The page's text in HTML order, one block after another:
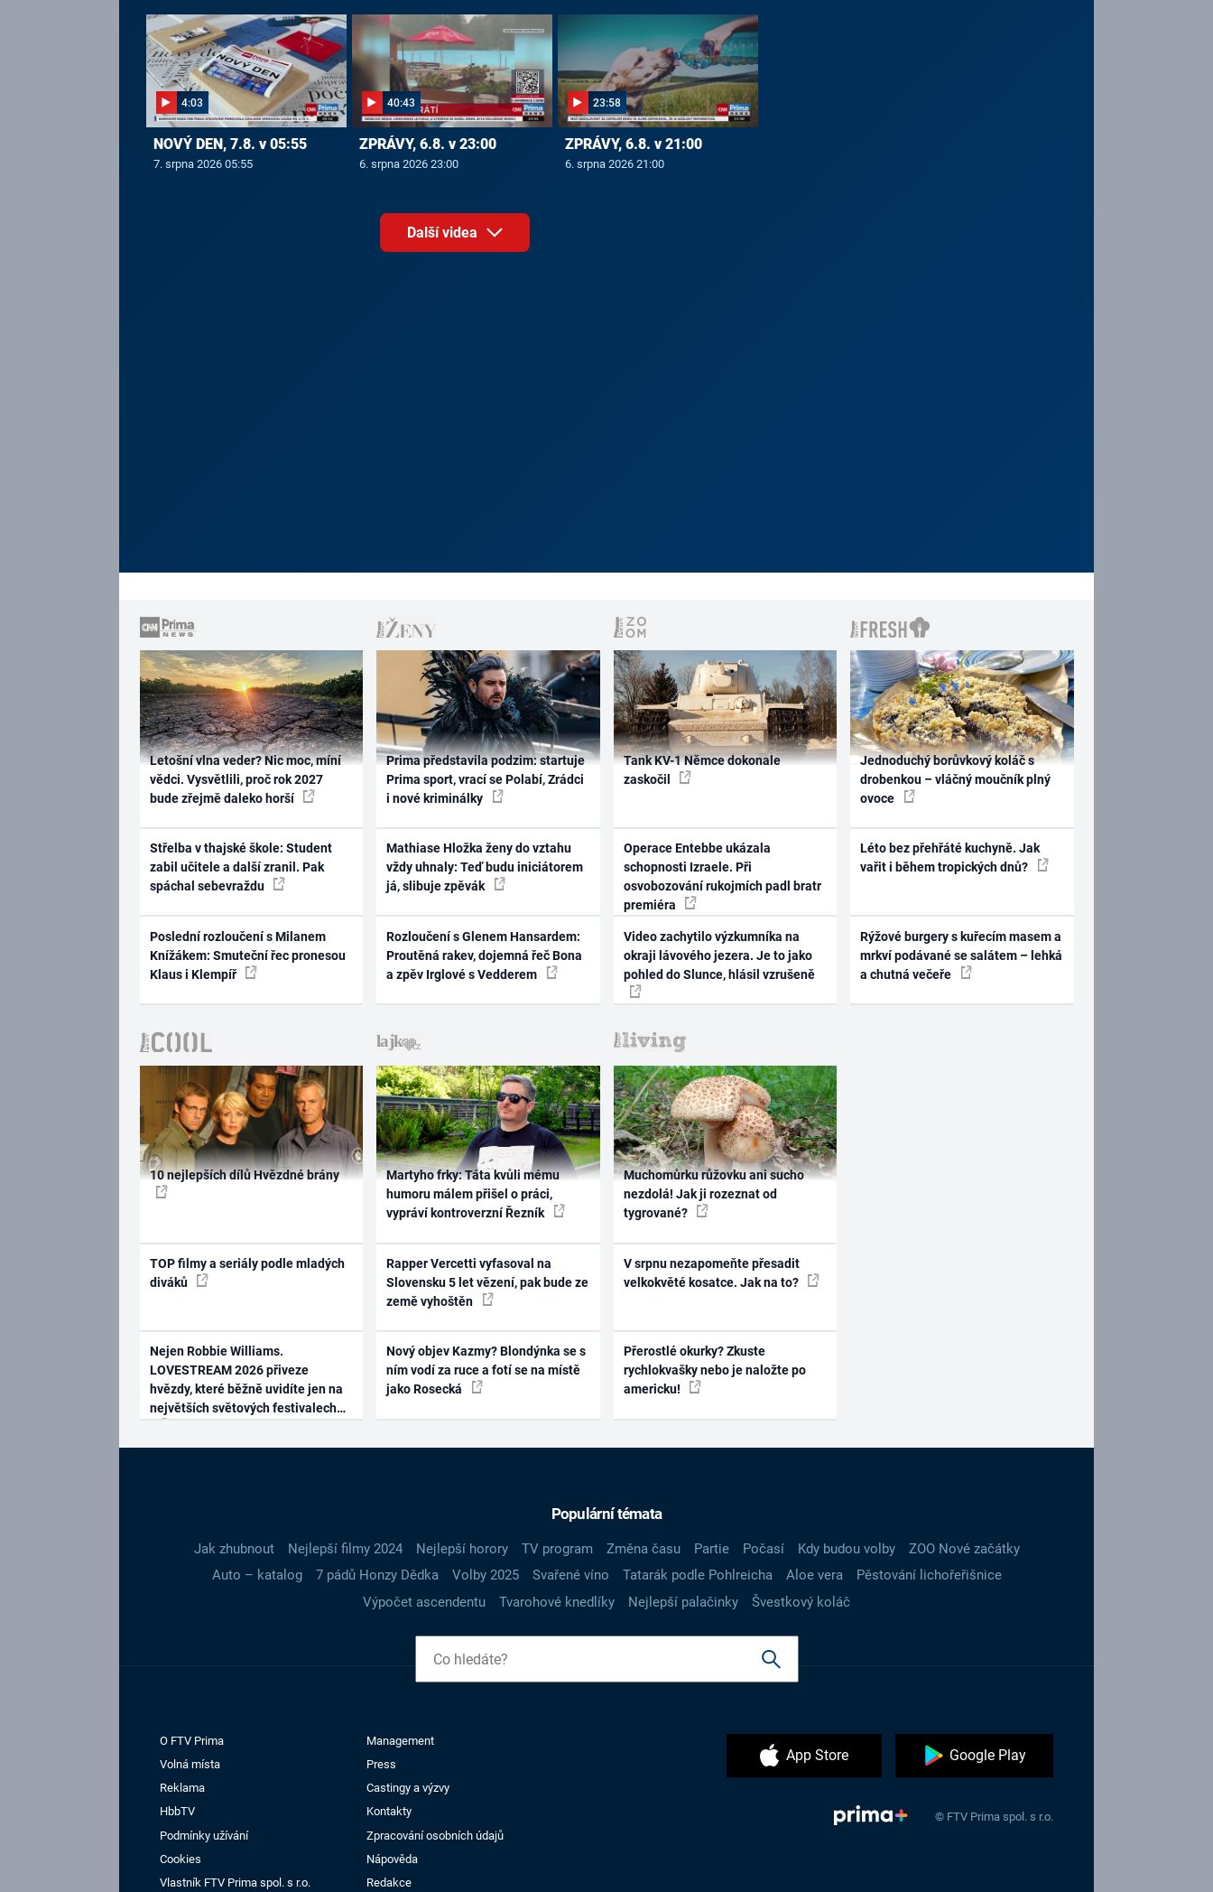
4:03
NOVÝ DEN, 7.8. v 05:55
7. srpna 2026 05:55
40:43
ZPRÁVY, 6.8. v 23:00
6. srpna 2026 23:00
23:58
ZPRÁVY, 6.8. v 21:00
6. srpna 2026 21:00
Další videa
Letošní vlna veder? Nic moc, míní
vědci. Vysvětlili, proč rok 2027
bude zřejmě daleko horší
Střelba v thajské škole: Student
zabil učitele a další zranil. Pak
spáchal sebevraždu
Poslední rozloučení s Milanem
Knížákem: Smuteční řec pronesou
Klaus i Klempíř
Prima představila podzim: startuje
Prima sport, vrací se Polabí, Zrádci
i nové kriminálky
Mathiase Hložka ženy do vztahu
vždy uhnaly: Teď budu iniciátorem
já, slibuje zpěvák
Rozloučení s Glenem Hansardem:
Proutěná rakev, dojemná řeč Bona
a zpěv Irglové s Vedderem
Tank KV-1 Němce dokonale
zaskočil
Operace Entebbe ukázala
schopnosti Izraele. Při
osvobozování rukojmích padl bratr
premiéra
Video zachytilo výzkumníka na
okraji lávového jezera. Je to jako
pohled do Slunce, hlásil vzrušeně
Jednoduchý borůvkový koláč s
drobenkou – vláčný moučník plný
ovoce
Léto bez přehřáté kuchyně. Jak
vařit i během tropických dnů?
Rýžové burgery s kuřecím masem a
mrkví podávané se salátem – lehká
a chutná večeře
10 nejlepších dílů Hvězdné brány
TOP filmy a seriály podle mladých
diváků
Nejen Robbie Williams.
LOVESTREAM 2026 přiveze
hvězdy, které běžně uvidíte jen na
největších světových festivalech
Martyho frky: Táta kvůli mému
humoru málem přišel o práci,
vypráví kontroverzní Řezník
Rapper Vercetti vyfasoval na
Slovensku 5 let vězení, pak bude ze
země vyhoštěn
Nový objev Kazmy? Blondýnka se s
ním vodí za ruce a fotí se na místě
jako Rosecká
Muchomůrku růžovku ani sucho
nezdolá! Jak ji rozeznat od
tygrované?
V srpnu nezapomeňte přesadit
velkokvěté kosatce. Jak na to?
Přerostlé okurky? Zkuste
rychlokvašky nebo je naložte po
americku!
Populární témata
Jak zhubnout Nejlepší filmy 2024 Nejlepší horory TV program Změna času Partie Počasí Kdy budou volby
ZOO Nové začátky
Auto – katalog
7 pádů Honzy Dědka Volby 2025 Svařené víno Tatarák podle Pohlreicha Aloe vera
Pěstování lichořeřišnice
Výpočet ascendentu
Tvarohové knedlíky Nejlepší palačinky Švestkový koláč
O FTV Prima
Management
Volná místa
Press
Reklama
Castingy a výzvy
HbbTV
Kontakty
Podmínky užívání
Zpracování osobních údajů
Cookies
Nápověda
Vlastník FTV Prima spol. s r.o.
Redakce
App Store Google Play
© FTV Prima spol. s r.o.